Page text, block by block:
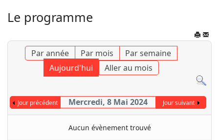
Le programme
Par année Par mois
Par semaine
Aujourd'hui
Aller au mois
Jour précédent Mercredi, 8 Mai 2024 Jour suivant
Aucun évènement trouvé